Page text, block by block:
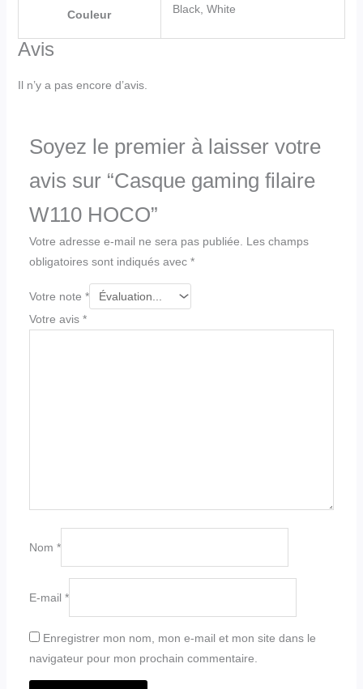
Couleur Black, White
Avis
Il n’y a pas encore d’avis.
Soyez le premier à laisser votre
avis sur “Casque gaming filaire
W110 HOCO”
Votre adresse e-mail ne sera pas publiée.
Les champs
obligatoires sont indiqués avec *
Votre note *
Votre avis *
Nom *
E-mail *
Enregistrer mon nom, mon e-mail et mon site dans le
navigateur pour mon prochain commentaire.